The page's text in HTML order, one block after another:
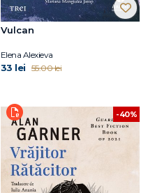
Vulcan
Elena Alexieva
33 lei 55.00 lei
-40%